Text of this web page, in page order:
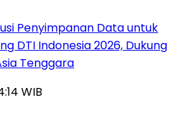
Penyimpanan Data untuk
DTI Indonesia 2026, Dukung
Tenggara
WIB